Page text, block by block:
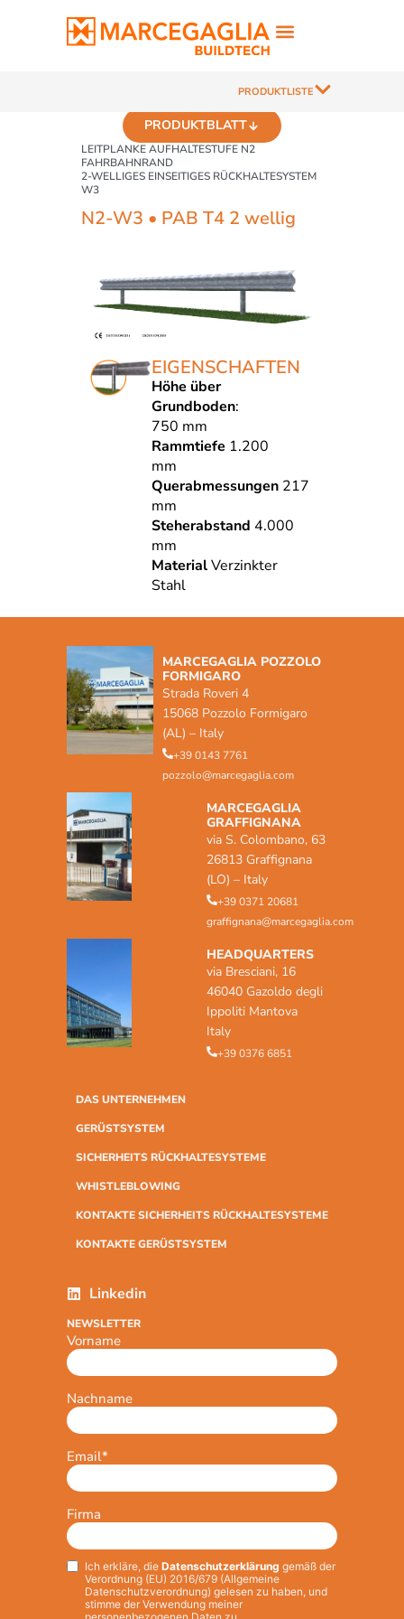
PRODUKTLISTE
LEITPLANKE AUFHALTESTUFE N2
FAHRBAHNRAND
2-WELLIGES EINSEITIGES RÜCKHALTESYSTEM
W3
PRODUKTBLATT
N2-W3 • PAB T4 2 wellig
EIGENSCHAFTEN
Höhe über
Grundboden:
750 mm
Rammtiefe 1.200
mm
Querabmessungen 217
mm
Steherabstand 4.000
mm
MaterialVerzinkter
Stahl
MARCEGAGLIA POZZOLO
FORMIGARO
Strada Roveri 4
15068 Pozzolo Formigaro
(AL) – Italy
+39 0143 7761
pozzolo@marcegaglia.com
MARCEGAGLIA
GRAFFIGNANA
via S. Colombano, 63
26813 Graffignana
(LO) – Italy
+39 0371 20681
graffignana@marcegaglia.com
HEADQUARTERS
via Bresciani, 16
46040 Gazoldo degli
Ippoliti Mantova
Italy
+39 0376 6851
DAS UNTERNEHMEN
GERÜSTSYSTEM
SICHERHEITS RÜCKHALTESYSTEME
WHISTLEBLOWING
KONTAKTE SICHERHEITS RÜCKHALTESYSTEME
KONTAKTE GERÜSTSYSTEM
Linkedin
NEWSLETTER
Vorname
Nachname
Email*
Firma
Privacy*
Ich erkläre, die Datenschutzerklärung gemäß der
Verordnung (EU) 2016/679 (Allgemeine
Datenschutzverordnung) gelesen zu haben, und
stimme der Verwendung meiner